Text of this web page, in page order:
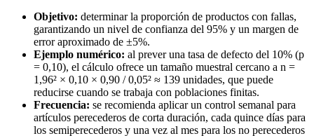
Objetivo: determinar la proporción de productos con fallas,
garantizando un nivel de confianza del 95% y un margen de
error aproximado de ±5%.
Ejemplo numérico: al prever una tasa de defecto del 10% (p
= 0,10), el cálculo ofrece un tamaño muestral cercano a n =
1,96² × 0,10 × 0,90 / 0,05² ≈ 139 unidades, que puede
reducirse cuando se trabaja con poblaciones finitas.
Frecuencia: se recomienda aplicar un control semanal para
artículos perecederos de corta duración, cada quince días para
los semiperecederos y una vez al mes para los no perecederos